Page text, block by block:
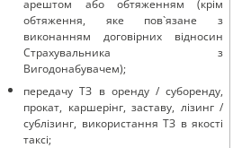
арештом або обтяженням (крім
обтяження, яке пов`язане з
виконанням договірних відносин
Страхувальника з
Вигодонабувачем);
передачу ТЗ в оренду / суборенду,
прокат, каршерінг, заставу, лізинг /
сублізинг, використання ТЗ в якості
таксі;